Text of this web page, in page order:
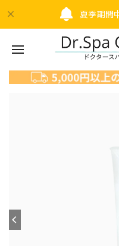
夏季期間